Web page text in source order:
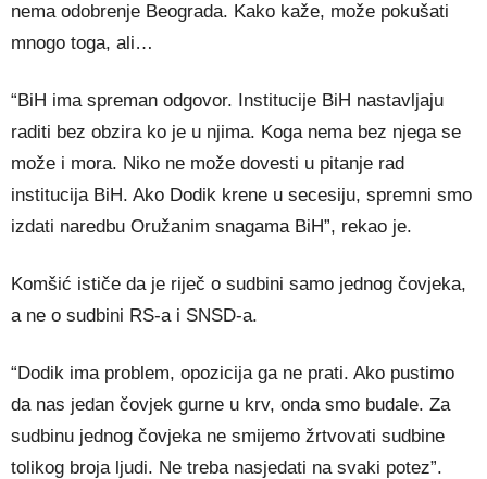
nema odobrenje Beograda. Kako kaže, može pokušati
mnogo toga, ali…
“BiH ima spreman odgovor. Institucije BiH nastavljaju
raditi bez obzira ko je u njima. Koga nema bez njega se
može i mora. Niko ne može dovesti u pitanje rad
institucija BiH. Ako Dodik krene u secesiju, spremni smo
izdati naredbu Oružanim snagama BiH”, rekao je.
Komšić ističe da je riječ o sudbini samo jednog čovjeka,
a ne o sudbini RS-a i SNSD-a.
“Dodik ima problem, opozicija ga ne prati. Ako pustimo
da nas jedan čovjek gurne u krv, onda smo budale. Za
sudbinu jednog čovjeka ne smijemo žrtvovati sudbine
tolikog broja ljudi. Ne treba nasjedati na svaki potez”.